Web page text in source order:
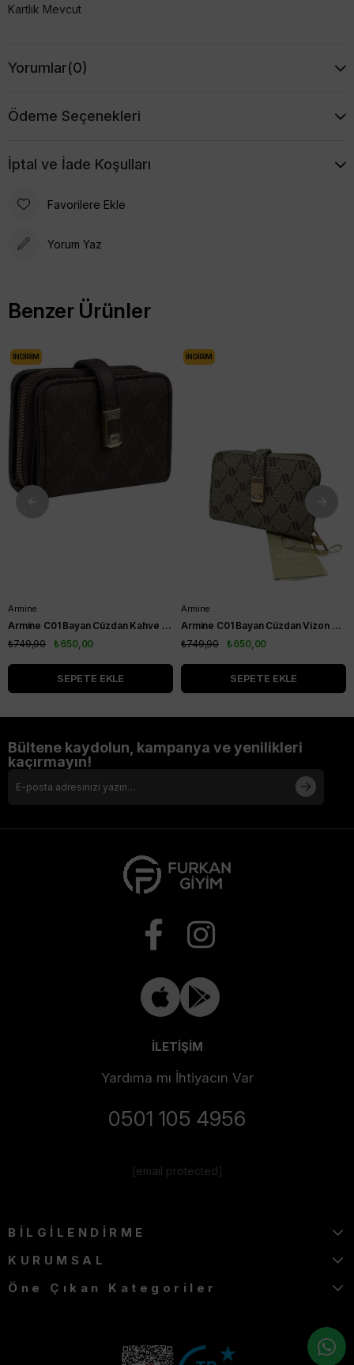
Kartlık Mevcut
Yorumlar(0)
Ödeme Seçenekleri
İptal ve İade Koşulları
Favorilere Ekle
Yorum Yaz
Benzer Ürünler
Armine
Armine C01 Bayan Cüzdan Kahve Noktalı
₺650,00
₺749,90
SEPETE EKLE
İNDIRIM
Armine
Armine C01 Bayan Cüzdan Vizon Noktalı
₺650,00
₺749,90
SEPETE EKLE
İNDIRIM
Bültene kaydolun, kampanya ve yenilikleri
kaçırmayın!
İLETİŞİM
Yardıma mı İhtiyacın Var
0501 105 4956
[email protected]
BİLGİLENDİRME
KURUMSAL
Öne Çıkan Kategoriler